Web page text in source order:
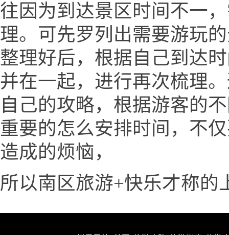
往因为到达景区时间不一
理。可先罗列出需要游玩
整理好后，根据自己到达
并在一起，进行再次梳理
自己的攻略，根据游客的
重要的怎么安排时间，不
造成的烦恼，
所以南区旅游+快乐才称的